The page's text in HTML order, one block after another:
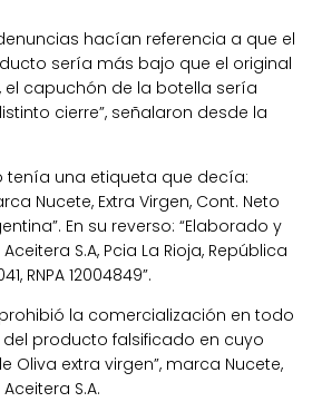
hacían referencia a que el
sería más bajo que el original
el capuchón de la botella sería
cierre”, señalaron desde la
tenía una etiqueta que decía:
Nucete, Extra Virgen, Cont. Neto
En su reverso: “Elaborado y
S.A, Pcia La Rioja, República
RNPA 12004849”.
la comercialización en todo
producto falsificado en cuyo
Oliva extra virgen”, marca Nucete,
S.A.